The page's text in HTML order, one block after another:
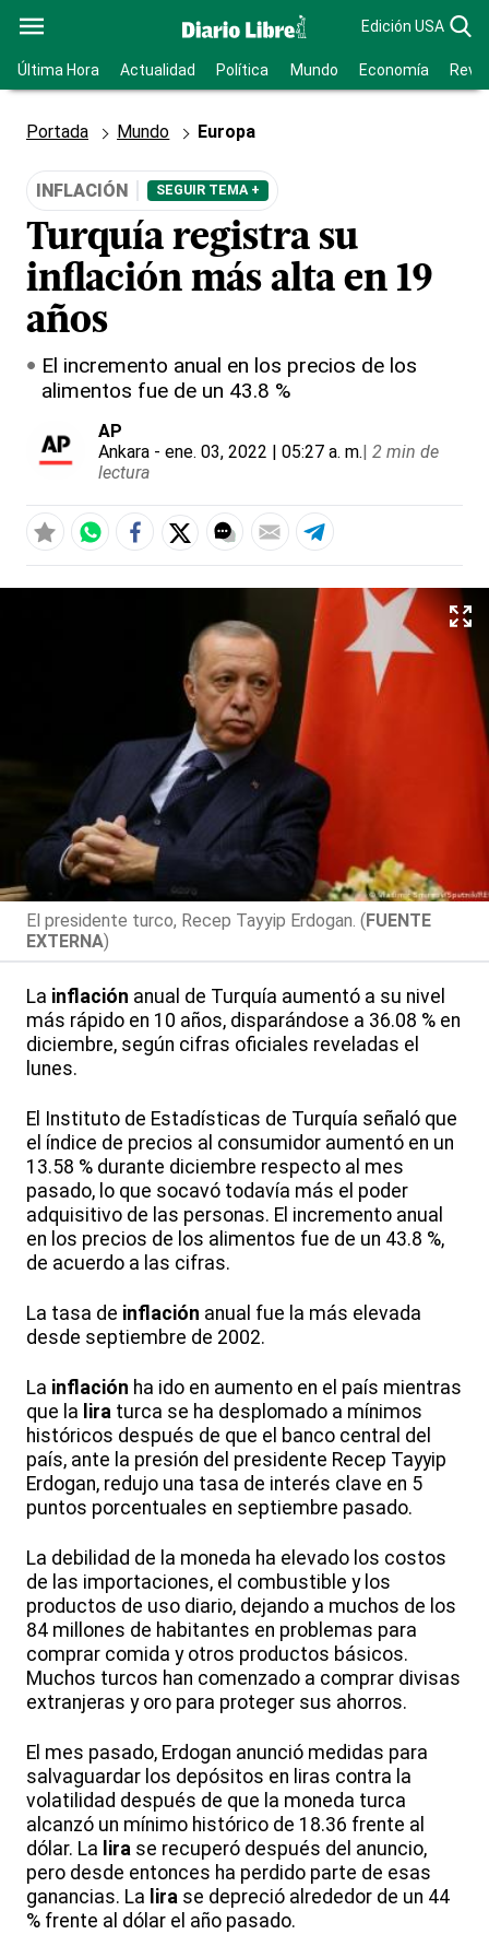
Edición USA
Última Hora Actualidad Política Mundo Economía
Portada Mundo Europa
INFLACIÓN SEGUIR TEMA +
Turquía registra su
inflación más alta en 19
años
El incremento anual en los precios de los
alimentos fue de un 43.8 %
AP
Ankara - ene. 03, 2022 | 05:27 a. m.| 2 min de
lectura
El presidente turco, Recep Tayyip Erdogan. (FUENTE
EXTERNA)
La inflación anual de Turquía aumentó a su nivel
más rápido en 10 años, disparándose a 36.08 % en
diciembre, según cifras oficiales reveladas el
lunes.
El Instituto de Estadísticas de Turquía señaló que
el índice de precios al consumidor aumentó en un
13.58 % durante diciembre respecto al mes
pasado, lo que socavó todavía más el poder
adquisitivo de las personas. El incremento anual
en los precios de los alimentos fue de un 43.8 %,
de acuerdo a las cifras.
La tasa de inflación anual fue la más elevada
desde septiembre de 2002.
La inflación ha ido en aumento en el país mientras
que la lira turca se ha desplomado a mínimos
históricos después de que el banco central del
país, ante la presión del presidente Recep Tayyip
Erdogan, redujo una tasa de interés clave en 5
puntos porcentuales en septiembre pasado.
La debilidad de la moneda ha elevado los costos
de las importaciones, el combustible y los
productos de uso diario, dejando a muchos de los
84 millones de habitantes en problemas para
comprar comida y otros productos básicos.
Muchos turcos han comenzado a comprar divisas
extranjeras y oro para proteger sus ahorros.
El mes pasado, Erdogan anunció medidas para
salvaguardar los depósitos en liras contra la
volatilidad después de que la moneda turca
alcanzó un mínimo histórico de 18.36 frente al
dólar. La lira se recuperó después del anuncio,
pero desde entonces ha perdido parte de esas
ganancias. La lira se depreció alrededor de un 44
% frente al dólar el año pasado.